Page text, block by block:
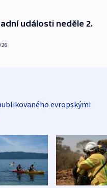
události neděle 2.
evropskými